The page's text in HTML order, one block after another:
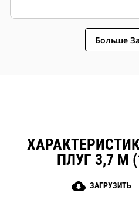
Больше
ПЛУГ 3,7 М
cloud_download ЗАГРУЗИТЬ